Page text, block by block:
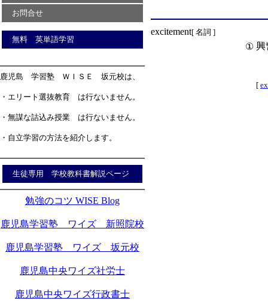
お問合せ
無料 英単語学習
鹿児島 学習塾 ＷＩＳＥ 坂元校は、
・エリート選抜教育 は行ないません。
・無謀な詰込み授業 は行ないません。
・自立学習の方法を紹介します。
生徒専用 学校教科書解説ページ
勉強のコツ WISE Blog
鹿児島学習塾 ワイズ 新照院校
鹿児島学習塾 ワイズ 坂元校
鹿児島中央ワイズ社労士
鹿児島中央ワイズ行政書士
excitement[ 名詞 ]
① 興
[